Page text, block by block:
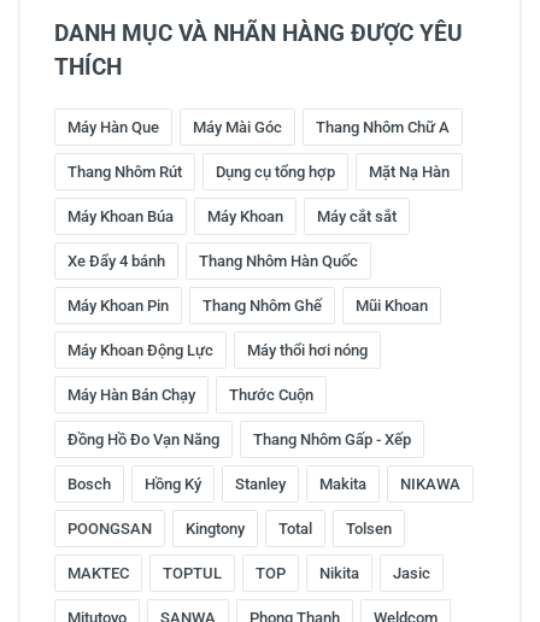
DANH MỤC VÀ NHÃN HÀNG ĐƯỢC YÊU
THÍCH
Máy Hàn Que Máy Mài Góc Thang Nhôm Chữ A
Thang Nhôm Rút Dụng cụ tổng hợp Mặt Nạ Hàn
Máy Khoan Búa Máy Khoan Máy cắt sắt
Xe Đẩy 4 bánh Thang Nhôm Hàn Quốc
Máy Khoan Pin Thang Nhôm Ghế Mũi Khoan
Máy Khoan Động Lực Máy thổi hơi nóng
Máy Hàn Bán Chạy Thước Cuộn
Đồng Hồ Đo Vạn Năng Thang Nhôm Gấp - Xếp
Bosch Hồng Ký Stanley Makita NIKAWA
POONGSAN Kingtony Total Tolsen
MAKTEC TOPTUL TOP Nikita Jasic
Mitutoyo SANWA Phong Thạnh Weldcom